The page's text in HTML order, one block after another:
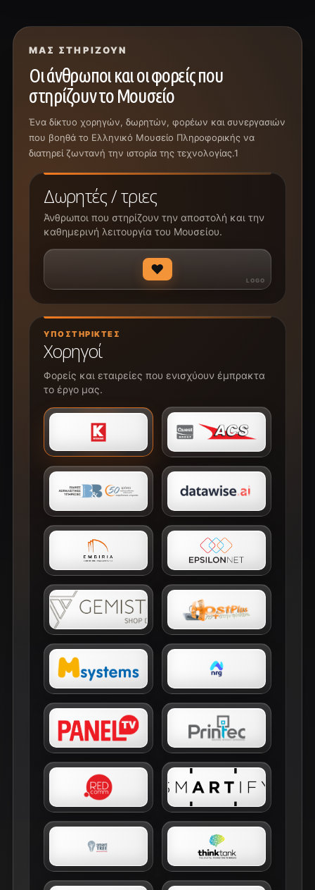
ΜΑΣ ΣΤΗΡΊΖΟΥΝ
Οι άνθρωποι και οι φορείς που
στηρίζουν το Μουσείο
Ένα δίκτυο χορηγών, δωρητών, φορέων και συνεργασιών
που βοηθά το Ελληνικό Μουσείο Πληροφορικής να
διατηρεί ζωντανή την ιστορία της τεχνολογίας.1
Δωρητές / τριες
Άνθρωποι που στηρίζουν την αποστολή και την
καθημερινή λειτουργία του Μουσείου.
♥
ΥΠΟΣΤΗΡΙΚΤΈΣ
Χορηγοί
Φορείς και εταιρείες που ενισχύουν έμπρακτα
το έργο μας.